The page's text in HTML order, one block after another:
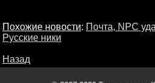
Похожие новости: Почта, NPC
Русские ники
Назад